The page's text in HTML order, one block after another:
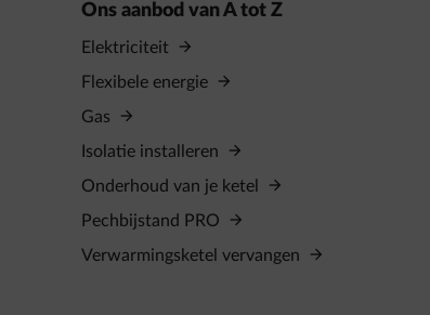
Ons aanbod van A tot Z
Elektriciteit
Flexibele energie
Gas
Isolatie installeren
Onderhoud van je ketel
Pechbijstand PRO
Verwarmingsketel vervangen